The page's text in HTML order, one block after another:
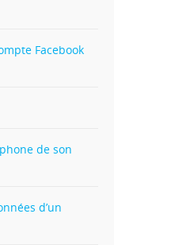
Facebook
de son
d’un